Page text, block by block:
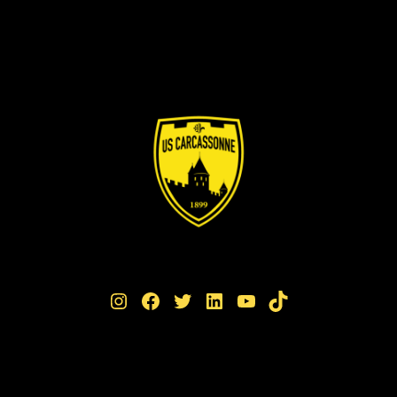
Instagram Facebook Twitter LinkedIn YouTube TikTok